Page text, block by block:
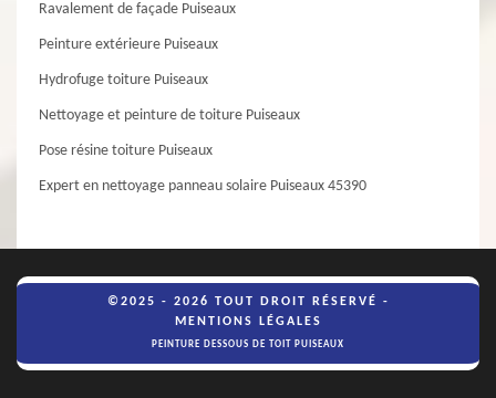
Ravalement de façade Puiseaux
Peinture extérieure Puiseaux
Hydrofuge toiture Puiseaux
Nettoyage et peinture de toiture Puiseaux
Pose résine toiture Puiseaux
Expert en nettoyage panneau solaire Puiseaux 45390
©2025 - 2026 TOUT DROIT RÉSERVÉ -
MENTIONS LÉGALES
PEINTURE DESSOUS DE TOIT PUISEAUX